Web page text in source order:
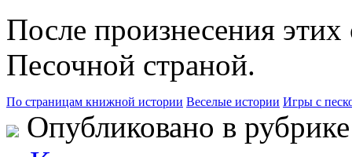
После произнесения
Песочной страной.
По страницам книжной истории Веселые истории Игры с
Опубликовано в